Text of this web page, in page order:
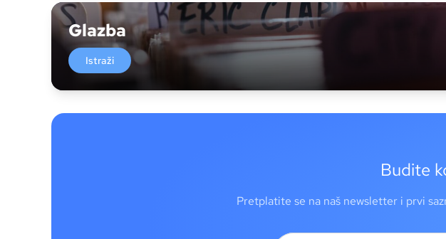
Glazba
Istraži
Budite
Pretplatite se na naš newsletter i prvi